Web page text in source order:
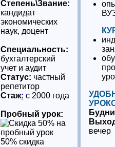
Степень\Звание:
кандидат
экономических
наук, доцент
Специальность:
бухгалтерский
учет и аудит
Статус: частный
репетитор
Стаж: с 2000 года
Пробный урок:
50% скидка
Будни
вечер